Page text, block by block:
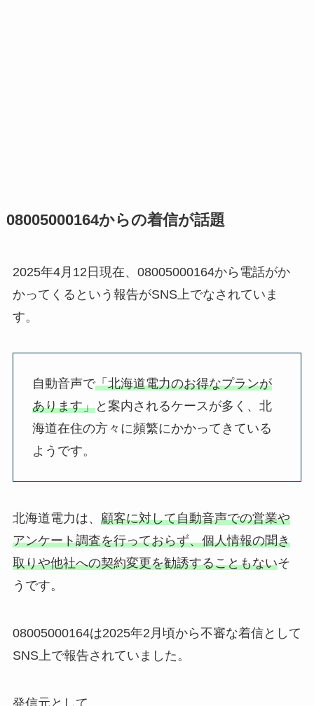
08005000164からの着信が話題
2025年4月12日現在、08005000164から電話がか
かってくるという報告がSNS上でなされていま
す。
自動音声で「北海道電力のお得なプランが
あります」と案内されるケースが多く、北
海道在住の方々に頻繁にかかってきている
ようです。
北海道電力は、 顧客に対して自動音声での営業や
アンケート調査を行っておらず、個人情報の聞き
取りや他社への契約変更を勧誘することもないそ
うです。
08005000164は2025年2月頃から不審な着信として
SNS上で報告されていました。
発信元として